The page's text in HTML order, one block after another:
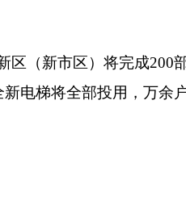
区（新市区）将完成200
电梯将全部投用，万余